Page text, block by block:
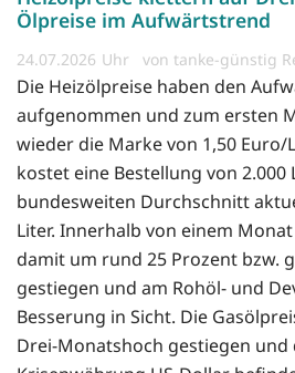
Ölpreise im Aufwärtstrend
24.07.2026 von tanke-günstig
Die Heizölpreise haben den
aufgenommen und zum ersten
wieder die Marke von 1,50
kostet eine Bestellung von 2.000
bundesweiten Durchschnitt
Liter. Innerhalb von einem
damit um rund 25 Prozent bzw.
gestiegen und am Rohöl- und
Besserung in Sicht. Die
Drei-Monatshoch gestiegen und